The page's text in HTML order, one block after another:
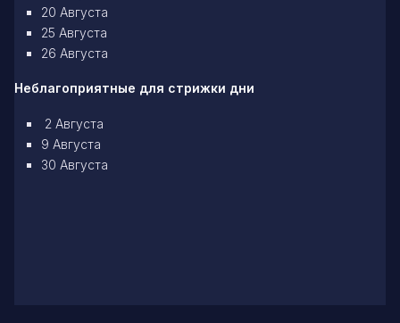
20 Августа
25 Августа
26 Августа
Неблагоприятные для стрижки дни
2 Августа
9 Августа
30 Августа